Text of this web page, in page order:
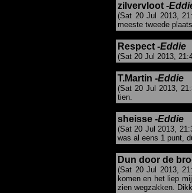
zilvervloot -
(Sat 20 Jul 2013,
meeste tweede
Respect -Eddie
(Sat 20 Jul 2013,
T.Martin -Eddie
(Sat 20 Jul 2013,
tien.
sheisse -Eddie
(Sat 20 Jul 2013,
was al eens 1 punt,
Dun door de
(Sat 20 Jul 2013,
komen en het liep
zien wegzakken.